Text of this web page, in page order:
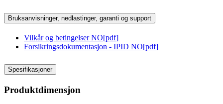
Bruksanvisninger, nedlastinger, garanti og support
Vilkår og betingelser NO[pdf]
Forsikringsdokumentasjon - IPID NO[pdf]
Spesifikasjoner
Produktdimensjon